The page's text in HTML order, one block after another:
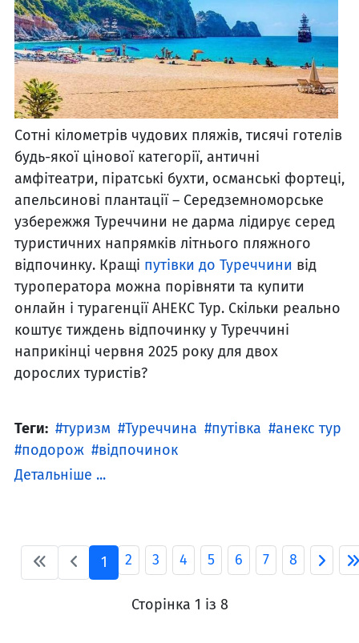
Сотні кілометрів чудових пляжів, тисячі готелів
будь-якої цінової категорії, античні
амфітеатри, піратські бухти, османські фортеці,
апельсинові плантації – Середземноморське
узбережжя Туреччини не дарма лідирує серед
туристичних напрямків літнього пляжного
відпочинку. Кращі путівки до Туреччини від
туроператора можна порівняти та купити
онлайн і турагенції АНЕКС Тур. Скільки реально
коштує тиждень відпочинку у Туреччині
наприкінці червня 2025 року для двох
дорослих туристів?
Теги: туризм Туреччина путівка
анекс тур
подорож
відпочинок
Детальніше ...
1 2 3 4 5 6 7 8
Сторінка 1 із 8